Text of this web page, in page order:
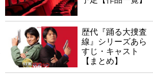
歴代『踊る大捜査
線』シリーズあら
すじ・キャスト
【まとめ】